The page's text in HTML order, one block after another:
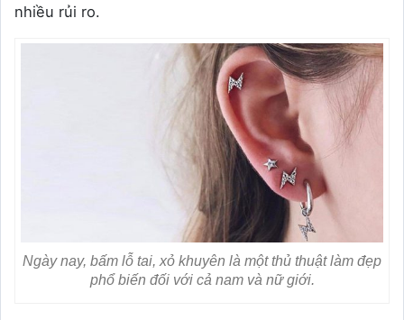
nhiều rủi ro.
Ngày nay, bấm lỗ tai, xỏ khuyên là một thủ thuật làm đẹp
phổ biến đối với cả nam và nữ giới.